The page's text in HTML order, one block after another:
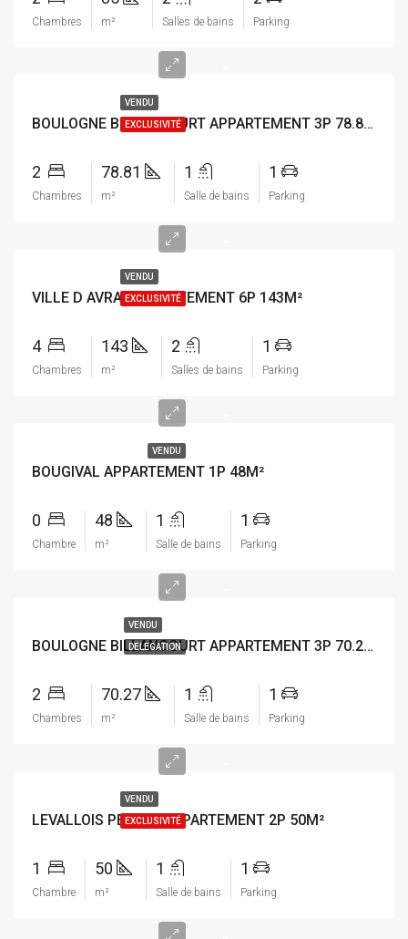
Chambres m² Salles de bains Parking
VENDU
EXCLUSIVITÉ BOULOGNE BILLANCOURT APPARTEMENT 3P 78.81M²
2
Chambres
78.81
m²
1
Salle de bains
1
Parking
VENDU
EXCLUSIVITÉ
VILLE D AVRAY APPARTEMENT 6P 143M²
4
Chambres
143
m²
2
Salles de bains
1
Parking
VENDU
BOUGIVAL APPARTEMENT 1P 48M²
0
Chambre
48
m²
1
Salle de bains
1
Parking
VENDU
DELEGATION BOULOGNE BILLANCOURT APPARTEMENT 3P 70.27M²
2
Chambres
70.27
m²
1
Salle de bains
1
Parking
VENDU
EXCLUSIVITÉ
LEVALLOIS PERRET APPARTEMENT 2P 50M²
1
Chambre
50
m²
1
Salle de bains
1
Parking